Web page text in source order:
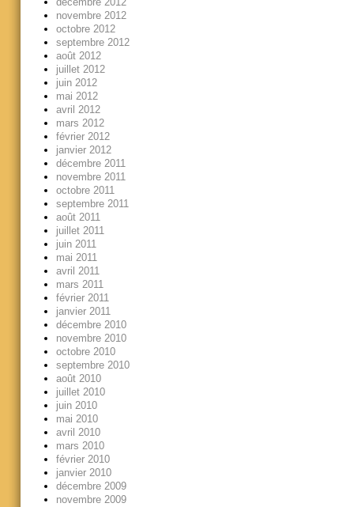
novembre 2012
octobre 2012
septembre 2012
août 2012
juillet 2012
juin 2012
mai 2012
avril 2012
mars 2012
février 2012
janvier 2012
décembre 2011
novembre 2011
octobre 2011
septembre 2011
août 2011
juillet 2011
juin 2011
mai 2011
avril 2011
mars 2011
février 2011
janvier 2011
décembre 2010
novembre 2010
octobre 2010
septembre 2010
août 2010
juillet 2010
juin 2010
mai 2010
avril 2010
mars 2010
février 2010
janvier 2010
décembre 2009
novembre 2009